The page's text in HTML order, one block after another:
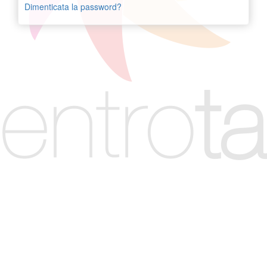
Dimenticata la password?